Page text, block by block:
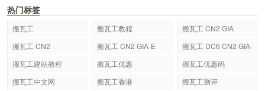
热门标签
搬瓦工 搬瓦工教程
搬瓦工 CN2 GIA
搬瓦工 CN2
搬瓦工 CN2 GIA-E
搬瓦工 DC6 CN2 GIA-
搬瓦工建站教程 搬瓦工优惠
搬瓦工优惠码
搬瓦工中文网
搬瓦工香港
搬瓦工测评